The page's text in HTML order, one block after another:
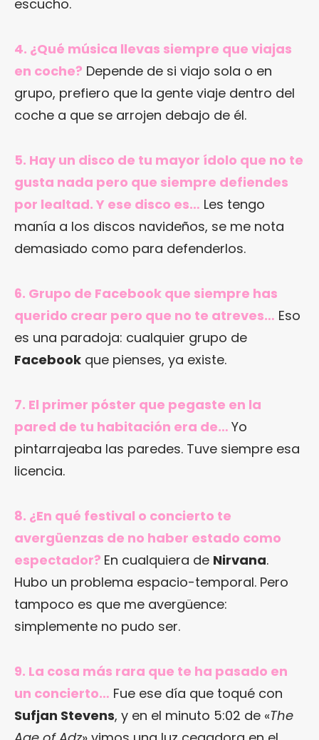
escucho.
4. ¿Qué música llevas siempre que viajas
en coche? Depende de si viajo sola o en
grupo, prefiero que la gente viaje dentro del
coche a que se arrojen debajo de él.
5. Hay un disco de tu mayor ídolo que no te
gusta nada pero que siempre defiendes
por lealtad. Y ese disco es… Les tengo
manía a los discos navideños, se me nota
demasiado como para defenderlos.
6. Grupo de Facebook que siempre has
querido crear pero que no te atreves… Eso
es una paradoja: cualquier grupo de
Facebook que pienses, ya existe.
7. El primer póster que pegaste en la
pared de tu habitación era de… Yo
pintarrajeaba las paredes. Tuve siempre esa
licencia.
8. ¿En qué festival o concierto te
avergüenzas de no haber estado como
espectador? En cualquiera de Nirvana.
Hubo un problema espacio-temporal. Pero
tampoco es que me avergüence:
simplemente no pudo ser.
9. La cosa más rara que te ha pasado en
un concierto… Fue ese día que toqué con
Sufjan Stevens, y en el minuto 5:02 de «The